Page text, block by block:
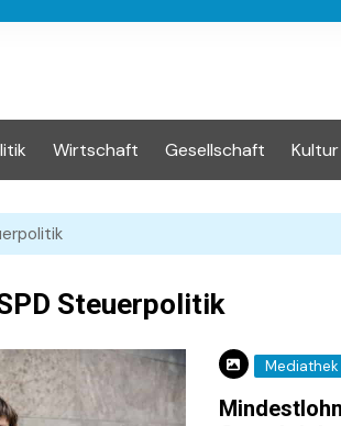
Wirtschaft Gesellschaft
Steuerpolitik
Mediathek